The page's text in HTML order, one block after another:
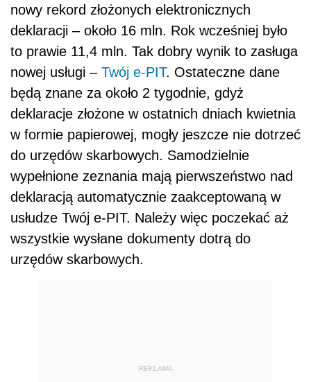
nowy rekord złożonych elektronicznych
deklaracji – około 16 mln. Rok wcześniej było
to prawie 11,4 mln. Tak dobry wynik to zasługa
nowej usługi – Twój e-PIT. Ostateczne dane
będą znane za około 2 tygodnie, gdyż
deklaracje złożone w ostatnich dniach kwietnia
w formie papierowej, mogły jeszcze nie dotrzeć
do urzędów skarbowych. Samodzielnie
wypełnione zeznania mają pierwszeństwo nad
deklaracją automatycznie zaakceptowaną w
usłudze Twój e-PIT. Należy więc poczekać aż
wszystkie wysłane dokumenty dotrą do
urzędów skarbowych.
REKLAMA